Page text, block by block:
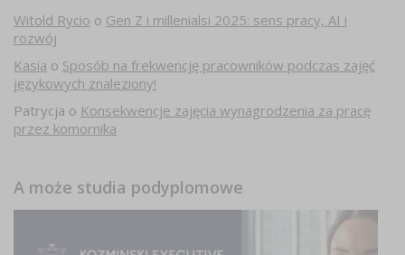
Witold Rycio o Gen Z i millenialsi 2025: sens pracy, AI i
rozwój
Kasia o Sposób na frekwencję pracowników podczas zajęć
językowych znaleziony!
Patrycja o Konsekwencje zajęcia wynagrodzenia za pracę
przez komornika
A może studia podyplomowe